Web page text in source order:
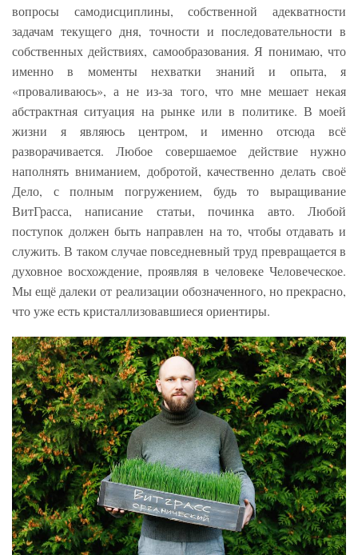
вопросы самодисциплины, собственной адекватности
задачам текущего дня, точности и последовательности в
собственных действиях, самообразования. Я понимаю, что
именно в моменты нехватки знаний и опыта, я
«проваливаюсь», а не из-за того, что мне мешает некая
абстрактная ситуация на рынке или в политике. В моей
жизни я являюсь центром, и именно отсюда всё
разворачивается. Любое совершаемое действие нужно
наполнять вниманием, добротой, качественно делать своё
Дело, с полным погружением, будь то выращивание
ВитГрасса, написание статьи, починка авто. Любой
поступок должен быть направлен на то, чтобы отдавать и
служить. В таком случае повседневный труд превращается в
духовное восхождение, проявляя в человеке Человеческое.
Мы ещё далеки от реализации обозначенного, но прекрасно,
что уже есть кристаллизовавшиеся ориентиры.